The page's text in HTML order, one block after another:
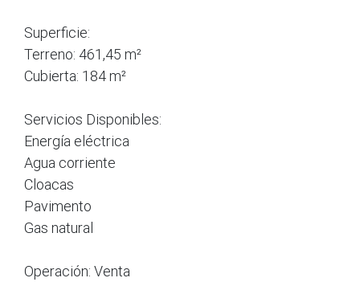
Superficie:
Terreno: 461,45 m²
Cubierta: 184 m²
Servicios Disponibles:
Energía eléctrica
Agua corriente
Cloacas
Pavimento
Gas natural
Operación: Venta